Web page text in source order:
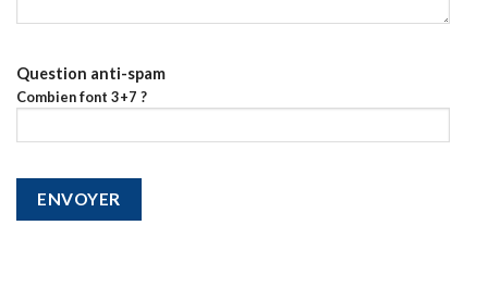
Question anti-spam
Combien font 3+7 ?